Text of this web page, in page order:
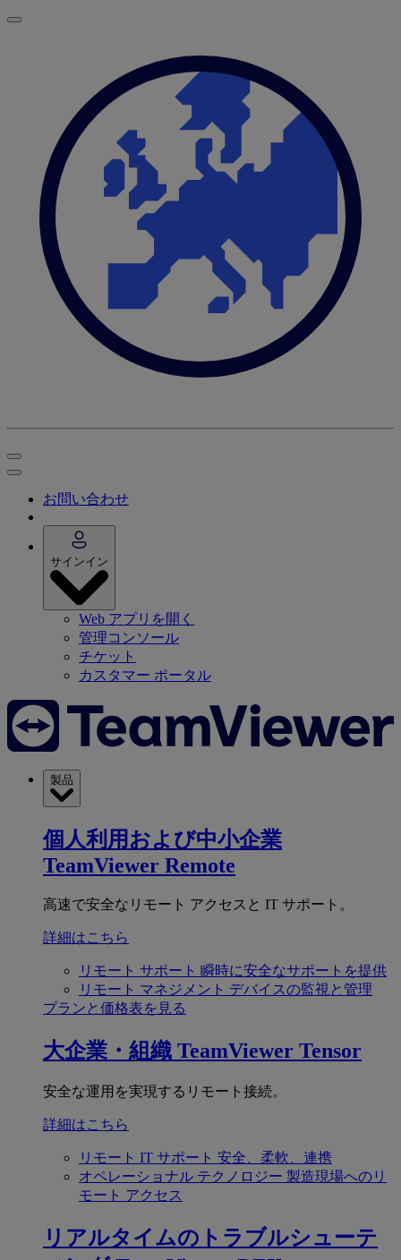
お問い合わせ
サインイン
Web アプリを開く
管理コンソール
チケット
カスタマー ポータル
製品
個人利用および中小企業
TeamViewer Remote
高速で安全なリモート アクセスと IT サポート。
詳細はこちら
リモート サポート 瞬時に安全なサポートを提供
リモート マネジメント デバイスの監視と管理
プランと価格表を見る
大企業・組織 TeamViewer Tensor
安全な運用を実現するリモート接続。
詳細はこちら
リモート IT サポート 安全、柔軟、連携
オペレーショナル テクノロジー 製造現場へのリ
モート アクセス
リアルタイムのトラブルシューテ